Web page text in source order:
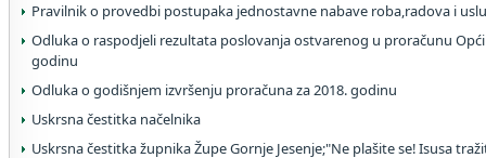
Pravilnik o provedbi postupaka jednostavne nabave roba,radova i
Odluka o raspodjeli rezultata poslovanja ostvarenog u proračunu
godinu
Odluka o godišnjem izvršenju proračuna za 2018. godinu
Uskrsna čestitka načelnika
Uskrsna čestitka župnika Župe Gornje Jesenje;"Ne plašite se! Isusa